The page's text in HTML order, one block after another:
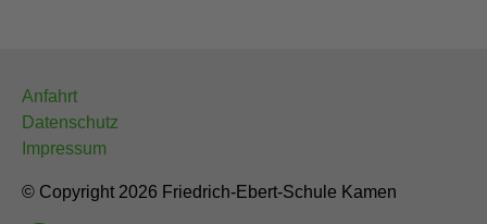
Anfahrt
Datenschutz
Impressum
© Copyright 2026 Friedrich-Ebert-Schule Kamen